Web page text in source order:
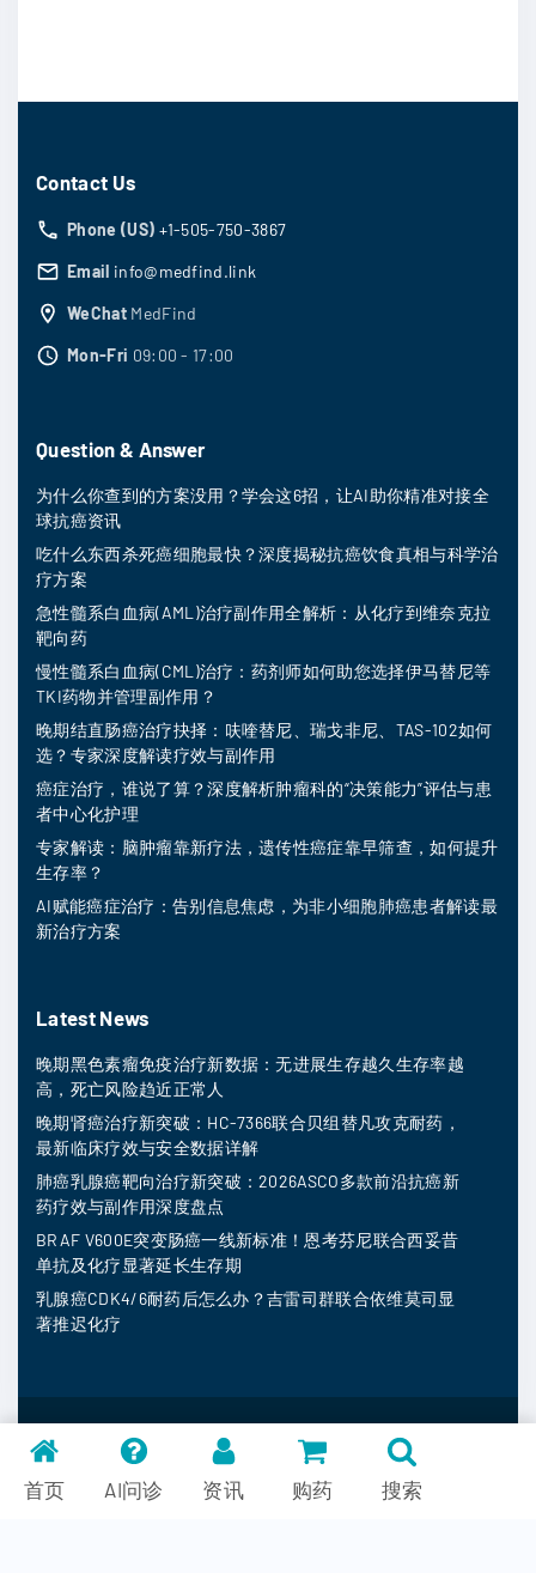
Contact Us
Phone (US) +1-505-750-3867
Email info@medfind.link
WeChat MedFind
Mon-Fri 09:00 - 17:00
Question & Answer
为什么你查到的方案没用？学会这6招，让AI助你精准对接全
球抗癌资讯
吃什么东西杀死癌细胞最快？深度揭秘抗癌饮食真相与科学治
疗方案
急性髓系白血病(AML)治疗副作用全解析：从化疗到维奈克拉
靶向药
慢性髓系白血病(CML)治疗：药剂师如何助您选择伊马替尼等
TKI药物并管理副作用？
晚期结直肠癌治疗抉择：呋喹替尼、瑞戈非尼、TAS-102如何
选？专家深度解读疗效与副作用
癌症治疗，谁说了算？深度解析肿瘤科的“决策能力”评估与患
者中心化护理
专家解读：脑肿瘤靠新疗法，遗传性癌症靠早筛查，如何提升
生存率？
AI赋能癌症治疗：告别信息焦虑，为非小细胞肺癌患者解读最
新治疗方案
Latest News
晚期黑色素瘤免疫治疗新数据：无进展生存越久生存率越
高，死亡风险趋近正常人
晚期肾癌治疗新突破：HC-7366联合贝组替凡攻克耐药，
最新临床疗效与安全数据详解
肺癌乳腺癌靶向治疗新突破：2026ASCO多款前沿抗癌新
药疗效与副作用深度盘点
BRAF V600E突变肠癌一线新标准！恩考芬尼联合西妥昔
单抗及化疗显著延长生存期
乳腺癌CDK4/6耐药后怎么办？吉雷司群联合依维莫司显
著推迟化疗
MedFind © 2026
首页 AI问诊 资讯 购药 搜索